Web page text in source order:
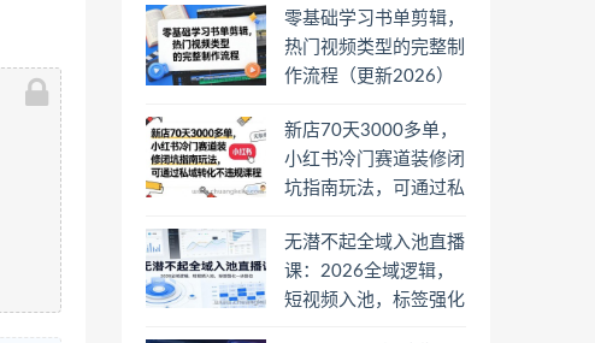
零基础学习书单剪辑，
热门视频类型的完整制
作流程（更新2026）
新店70天3000多单，
小红书冷门赛道装修闭
坑指南玩法，可通过私
无潜不起全域入池直播
课：2026全域逻辑，
短视频入池，标签强化